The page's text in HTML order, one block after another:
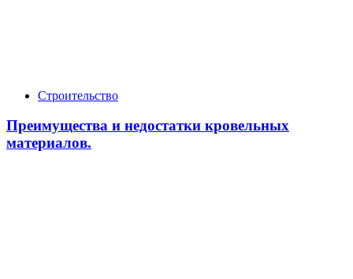
Строительство
Преимущества и недостатки кровельных
материалов.